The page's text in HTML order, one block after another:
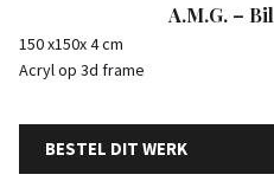
A.M.G. –
150 x150x 4 cm
Acryl op 3d frame
BESTEL DIT WERK